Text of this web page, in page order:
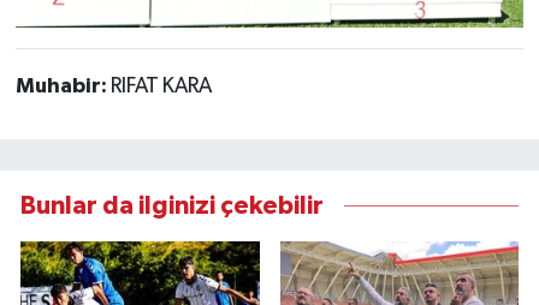
Muhabir: RIFAT KARA
Bunlar da ilginizi çekebilir